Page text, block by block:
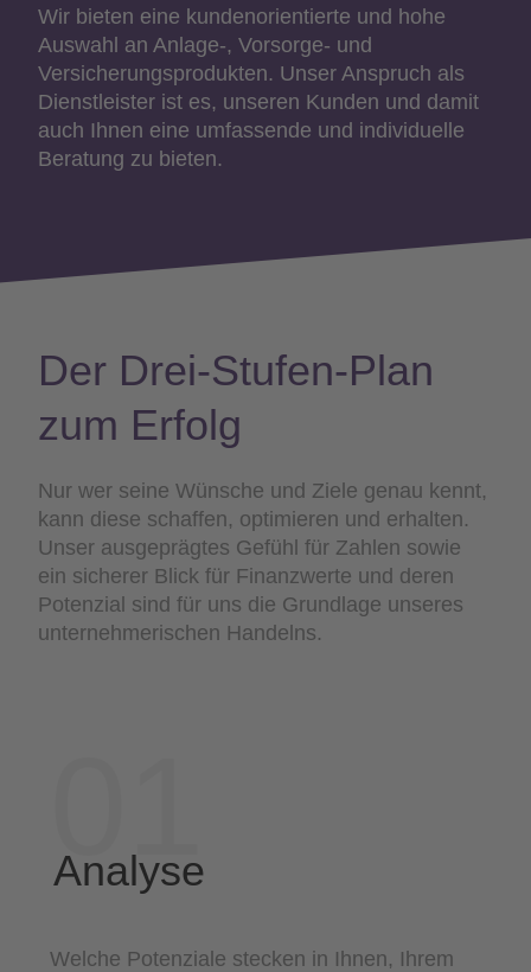
Wir bieten eine kundenorientierte und hohe
Auswahl an Anlage-, Vorsorge- und
Versicherungsprodukten. Unser Anspruch als
Dienstleister ist es, unseren Kunden und damit
auch Ihnen eine umfassende und individuelle
Beratung zu bieten.
Der Drei-Stufen-Plan
zum Erfolg
Nur wer seine Wünsche und Ziele genau kennt,
kann diese schaffen, optimieren und erhalten.
Unser ausgeprägtes Gefühl für Zahlen sowie
ein sicherer Blick für Finanzwerte und deren
Potenzial sind für uns die Grundlage unseres
unternehmerischen Handelns.
Analyse
Welche Potenziale stecken in Ihnen, Ihrem